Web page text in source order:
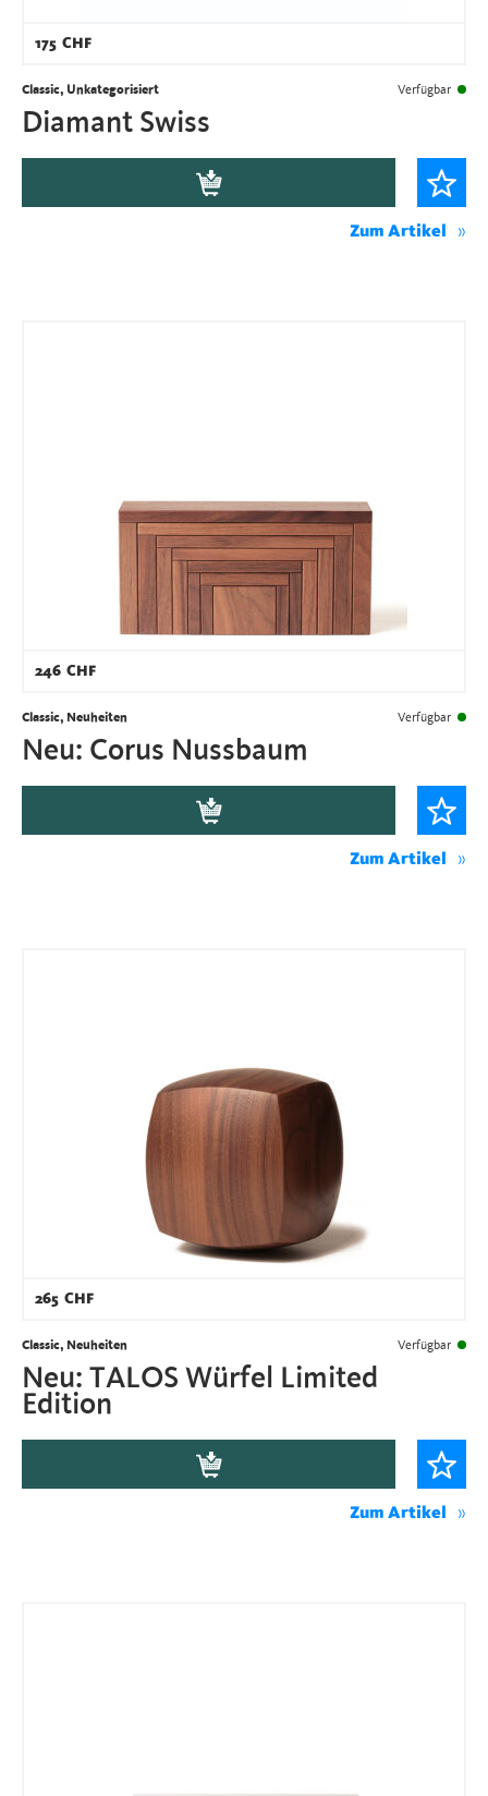
175 CHF
Classic, Unkategorisiert Verfügbar
Diamant Swiss
Zum Artikel
246 CHF
Classic, Neuheiten Verfügbar
Neu: Corus Nussbaum
Zum Artikel
265 CHF
Classic, Neuheiten Verfügbar
Neu: TALOS Würfel Limited
Edition
Zum Artikel